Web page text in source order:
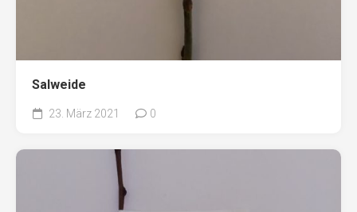
Salweide
23. März 2021 0